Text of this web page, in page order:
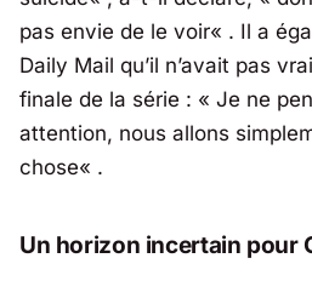
pas envie de le voir« . Il a
Daily Mail qu’il n’avait pas
finale de la série : « Je ne
attention, nous allons
chose« .
Un horizon incertain pour